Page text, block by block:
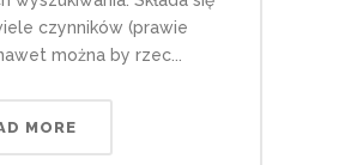
czynników (prawie
można by rzec...
MORE